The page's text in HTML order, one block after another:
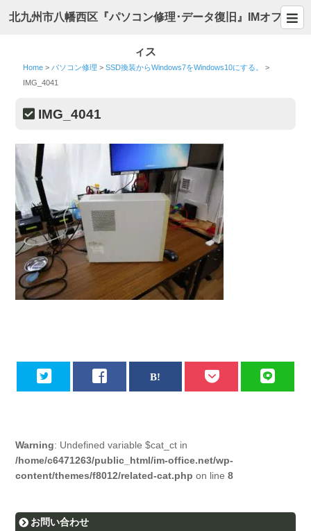
北九州市八幡西区『パソコン修理･データ復旧』IMオフ
ィス
Home > パソコン修理 >SSD換装からWindows7をWindows10にする。
>
IMG_4041
IMG_4041
Warning: Undefined variable $cat_ct in
/home/c6471263/public_html/im-office.net/wp-
content/themes/f8012/related-cat.php on line8
お問い合わせ